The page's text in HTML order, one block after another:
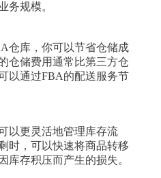
务规模。
仓库，你可以节省仓储成
仓储费用通常比第三方仓
以通过FBA的配送服务节
以更灵活地管理库存流
时，可以快速将商品转移
库存积压而产生的损失。